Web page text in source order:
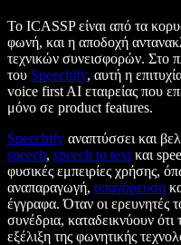
Το ICASSP είναι από τα
φωνή, και η αποδοχή
τεχνικών συνεισφορών. Στο
του Speechify, αυτή η
voice first AI εταιρείας που
μόνο σε product features.
Speechify αναπτύσσει και
speech, speech to text και
φυσικές εμπειρίες χρήσης,
αναπαραγωγή, υπαγόρευση
έγγραφα. Όταν οι ερευνητές
συνέδρια, καταδεικνύουν ότι
εξέλιξη της φωνητικής